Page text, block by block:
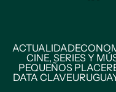
ACTUALIDAD
CINE, SERIES Y
PEQUEÑOS
DATA CLAVE